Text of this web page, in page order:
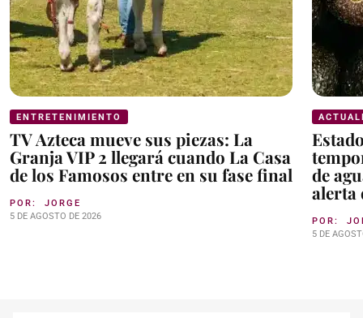
ENTRETENIMIENTO
TV Azteca mueve sus piezas: La
Granja VIP 2 llegará cuando La Casa
de los Famosos entre en su fase final
POR: JORGE
5 DE AGOSTO DE 2026
de
alerta
POR:
5 DE